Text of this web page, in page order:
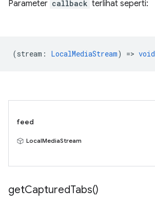
Parameter callback terlihat seperti:
(stream : LocalMediaStream) => void
feed
LocalMediaStream
getCapturedTabs()